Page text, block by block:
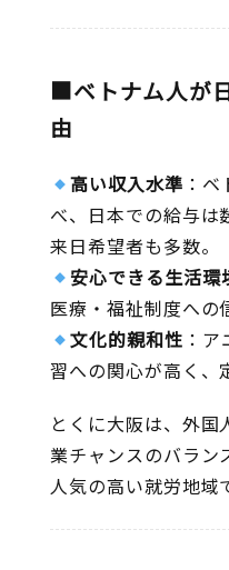
■ベトナム人が
由
高い収入水準 ：
べ、日本での給与は
来日希望者も多数。
安心できる生活環
医療・福祉制度への
文化的親和性 ：
習への関心が高く、
とくに大阪は、外国
業チャンスのバラン
人気の高い就労地域